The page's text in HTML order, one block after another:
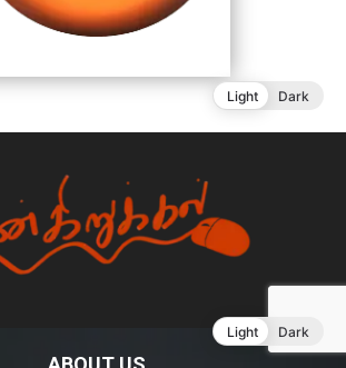
Light Dark